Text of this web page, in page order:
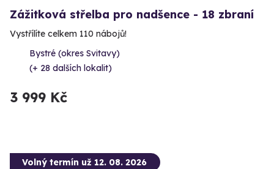
Zážitková střelba pro nadšence - 18 zbraní
Vystřílíte celkem 110 nábojů!
Bystré (okres Svitavy)
(+ 28 dalších lokalit)
3 999 Kč
Volný termín už 12. 08. 2026